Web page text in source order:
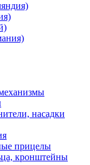
насадки
прицелы
кронштейны